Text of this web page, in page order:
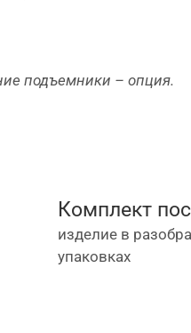
подъемники – опция.
Комплект
изделие в
упаковках